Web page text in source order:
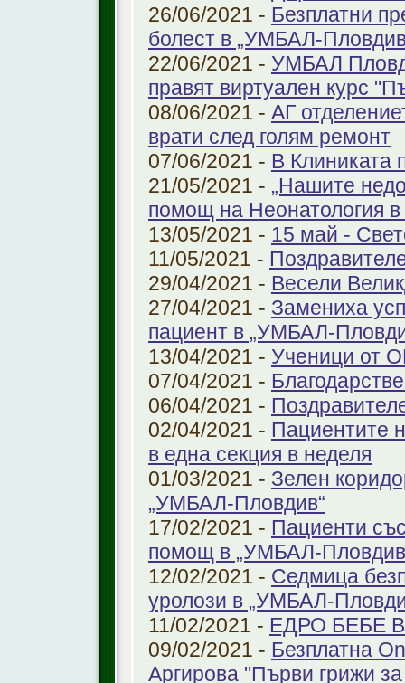
26/06/2021 - Безплатни
болест в „УМБАЛ-
22/06/2021 - УМБАЛ
правят виртуален курс
08/06/2021 - АГ
врати след голям ремонт
07/06/2021 - В Клиниката
21/05/2021 - „Нашите
помощ на Неонатология
13/05/2021 - 15 май -
11/05/2021 -
29/04/2021 - Весели
27/04/2021 - Замениха
пациент в „УМБАЛ-
13/04/2021 - Ученици от
07/04/2021 -
06/04/2021 -
02/04/2021 - Пациентите
в една секция в неделя
01/03/2021 - Зелен
„УМБАЛ-Пловдив“
17/02/2021 - Пациенти
помощ в „УМБАЛ-
12/02/2021 - Седмица
уролози в „УМБАЛ-
11/02/2021 - ЕДРО БЕБЕ
09/02/2021 - Безплатна
Аргирова "Първи грижи